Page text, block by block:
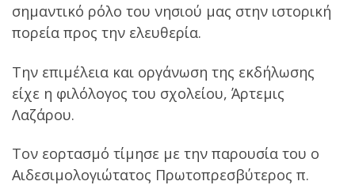
σημαντικό ρόλο του νησιού μας στην ιστορική
πορεία προς την ελευθερία.
Την επιμέλεια και οργάνωση της εκδήλωσης
είχε η φιλόλογος του σχολείου, Άρτεμις
Λαζάρου.
Τον εορτασμό τίμησε με την παρουσία του ο
Αιδεσιμολογιώτατος Πρωτοπρεσβύτερος π.